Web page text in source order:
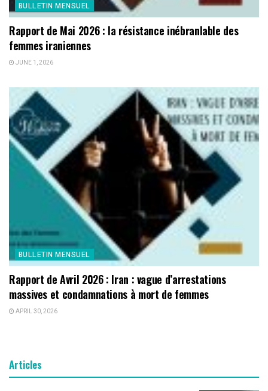
BULLETIN MENSUEL
Rapport de Mai 2026 : la résistance inébranlable des
femmes iraniennes
JUNE 1, 2026
BULLETIN MENSUEL
Rapport de Avril 2026 : Iran : vague d’arrestations
massives et condamnations à mort de femmes
APRIL 30, 2026
Articles